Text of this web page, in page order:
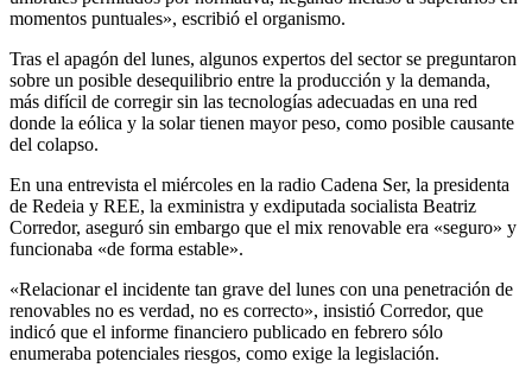
momentos puntuales», escribió el organismo.
Tras el apagón del lunes, algunos expertos del sector se preguntaron
sobre un posible desequilibrio entre la producción y la demanda,
más difícil de corregir sin las tecnologías adecuadas en una red
donde la eólica y la solar tienen mayor peso, como posible causante
del colapso.
En una entrevista el miércoles en la radio Cadena Ser, la presidenta
de Redeia y REE, la exministra y exdiputada socialista Beatriz
Corredor, aseguró sin embargo que el mix renovable era «seguro» y
funcionaba «de forma estable».
«Relacionar el incidente tan grave del lunes con una penetración de
renovables no es verdad, no es correcto», insistió Corredor, que
indicó que el informe financiero publicado en febrero sólo
enumeraba potenciales riesgos, como exige la legislación.